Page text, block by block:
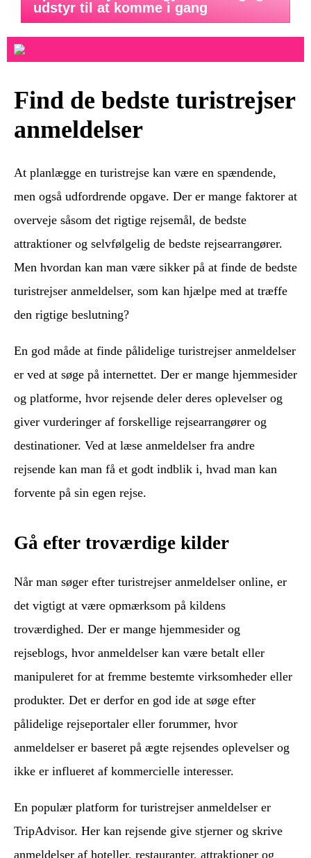
udstyr til at komme i gang
Find de bedste turistrejser
anmeldelser
At planlægge en turistrejse kan være en spændende,
men også udfordrende opgave. Der er mange faktorer at
overveje såsom det rigtige rejsemål, de bedste
attraktioner og selvfølgelig de bedste rejsearrangører.
Men hvordan kan man være sikker på at finde de bedste
turistrejser anmeldelser, som kan hjælpe med at træffe
den rigtige beslutning?
En god måde at finde pålidelige turistrejser anmeldelser
er ved at søge på internettet. Der er mange hjemmesider
og platforme, hvor rejsende deler deres oplevelser og
giver vurderinger af forskellige rejsearrangører og
destinationer. Ved at læse anmeldelser fra andre
rejsende kan man få et godt indblik i, hvad man kan
forvente på sin egen rejse.
Gå efter troværdige kilder
Når man søger efter turistrejser anmeldelser online, er
det vigtigt at være opmærksom på kildens
troværdighed. Der er mange hjemmesider og
rejseblogs, hvor anmeldelser kan være betalt eller
manipuleret for at fremme bestemte virksomheder eller
produkter. Det er derfor en god ide at søge efter
pålidelige rejseportaler eller forummer, hvor
anmeldelser er baseret på ægte rejsendes oplevelser og
ikke er influeret af kommercielle interesser.
En populær platform for turistrejser anmeldelser er
TripAdvisor. Her kan rejsende give stjerner og skrive
anmeldelser af hoteller, restauranter, attraktioner og